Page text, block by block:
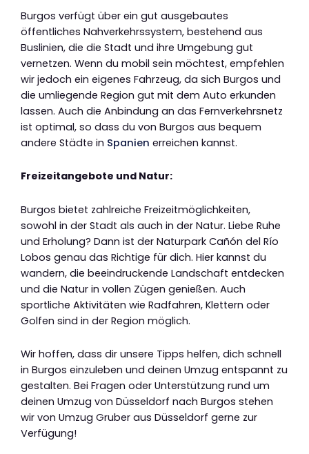
Burgos verfügt über ein gut ausgebautes
öffentliches Nahverkehrssystem, bestehend aus
Buslinien, die die Stadt und ihre Umgebung gut
vernetzen. Wenn du mobil sein möchtest, empfehlen
wir jedoch ein eigenes Fahrzeug, da sich Burgos und
die umliegende Region gut mit dem Auto erkunden
lassen. Auch die Anbindung an das Fernverkehrsnetz
ist optimal, so dass du von Burgos aus bequem
andere Städte in Spanien erreichen kannst.
Freizeitangebote und Natur:
Burgos bietet zahlreiche Freizeitmöglichkeiten,
sowohl in der Stadt als auch in der Natur. Liebe Ruhe
und Erholung? Dann ist der Naturpark Cañón del Río
Lobos genau das Richtige für dich. Hier kannst du
wandern, die beeindruckende Landschaft entdecken
und die Natur in vollen Zügen genießen. Auch
sportliche Aktivitäten wie Radfahren, Klettern oder
Golfen sind in der Region möglich.
Wir hoffen, dass dir unsere Tipps helfen, dich schnell
in Burgos einzuleben und deinen Umzug entspannt zu
gestalten. Bei Fragen oder Unterstützung rund um
deinen Umzug von Düsseldorf nach Burgos stehen
wir von Umzug Gruber aus Düsseldorf gerne zur
Verfügung!